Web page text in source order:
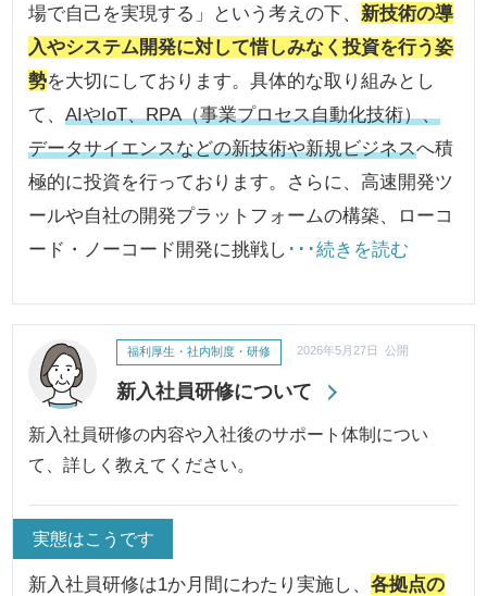
場で自己を実現する」という考えの下、 新技術の導
入やシステム開発に対して惜しみなく投資を行う姿
勢を大切にしております。具体的な取り組みとし
て、AIやIoT、RPA（事業プロセス自動化技術）、
データサイエンスなどの新技術や新規ビジネスへ積
極的に投資を行っております。さらに、高速開発ツ
ールや自社の開発プラットフォームの構築、ローコ
ード・ノーコード開発に挑戦し ･･･続きを読む
新入社員研修について
福利厚生・社内制度・研修 2026年5月27日 公開
新入社員研修の内容や入社後のサポート体制につい
て、詳しく教えてください。
実態はこうです
新入社員研修は1か月間にわたり実施し、各拠点の